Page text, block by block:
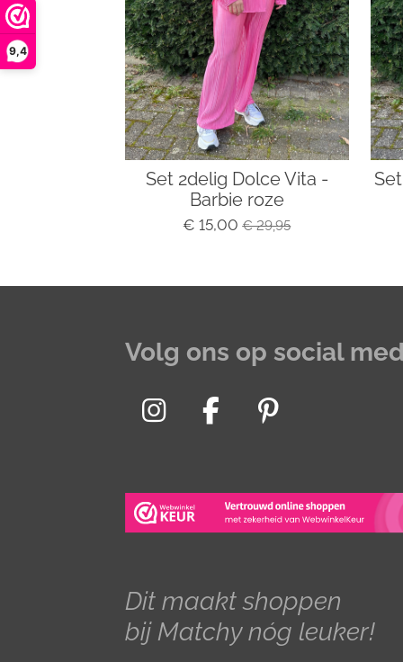
9,4
Set 2delig Dolce Vita -
Barbie roze
€ 15,00 € 29,95
Volg ons op social
I
t
a
r
a
m
F
b
o
k
P
t
e
s
t
Dit maakt shoppen
bij Matchy nóg leuker!